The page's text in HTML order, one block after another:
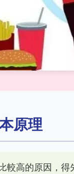
原理
較高的原因，